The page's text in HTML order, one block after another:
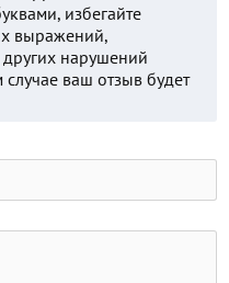
избегайте
выражений,
нарушений
случае ваш отзыв будет